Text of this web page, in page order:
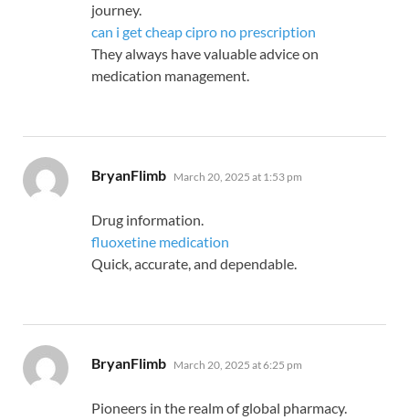
journey.
can i get cheap cipro no prescription
They always have valuable advice on
medication management.
BryanFlimb says:
March 20, 2025 at 1:53 pm
Drug information.
fluoxetine medication
Quick, accurate, and dependable.
BryanFlimb says:
March 20, 2025 at 6:25 pm
Pioneers in the realm of global pharmacy.